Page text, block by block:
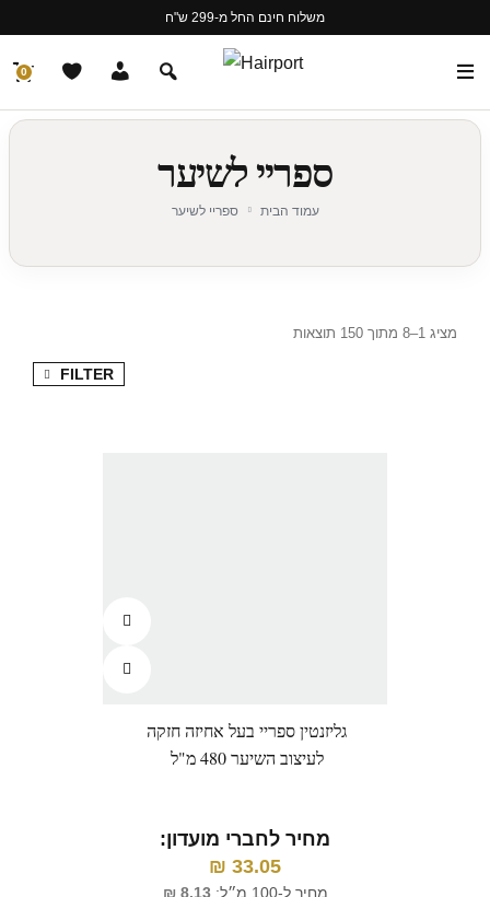
משלוח חינם החל מ-299 ש"ח
0
ספריי לשיער
עמוד הבית ספריי לשיער
מציג 1–8 מתוך 150 תוצאות
FILTER
גליזנטין ספריי בעל אחיזה חזקה
לעיצוב השיער 480 מ"ל
מחיר לחברי מועדון:
33.05
₪
מחיר ל-100 מ״ל: 8.13
₪